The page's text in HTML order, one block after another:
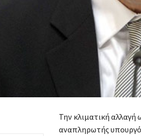
Την κλιματική αλλαγή
αναπληρωτής